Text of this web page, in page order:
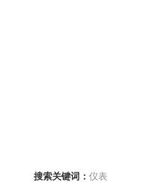
搜索关键词： 仪表